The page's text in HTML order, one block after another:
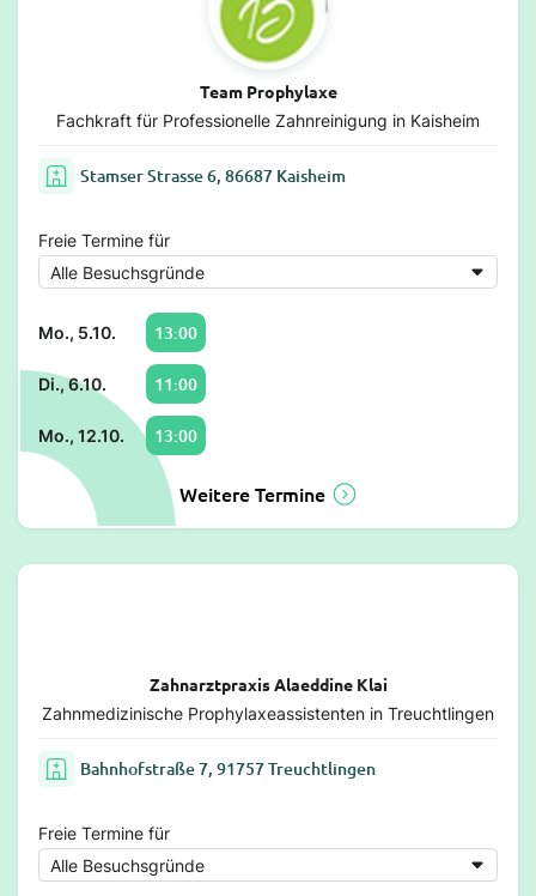
Team Prophylaxe
Fachkraft für Professionelle Zahnreinigung in Kaisheim
Stamser Strasse 6, 86687 Kaisheim
Freie Termine für
Mo., 5.10. 13:00
Di., 6.10. 11:00
Mo., 12.10. 13:00
Weitere Termine
Zahnarztpraxis Alaeddine Klai
Zahnmedizinische Prophylaxeassistenten in Treuchtlingen
Bahnhofstraße 7, 91757 Treuchtlingen
Freie Termine für